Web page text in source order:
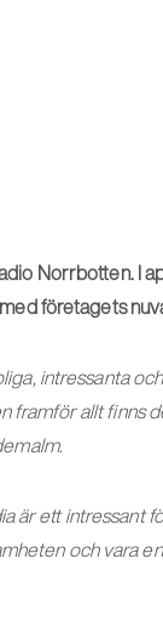
Norrbotten.I
företagets
intressanta
framför allt finns
är ett intressant
och vara